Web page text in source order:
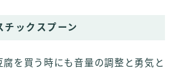
ックスプーン
腐を買う時にも音量の調整と勇気と